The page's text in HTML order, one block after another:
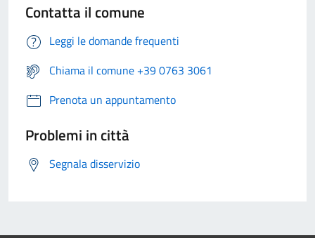
Contatta il comune
Leggi le domande frequenti
Chiama il comune +39 0763 3061
Prenota un appuntamento
Problemi in città
Segnala disservizio